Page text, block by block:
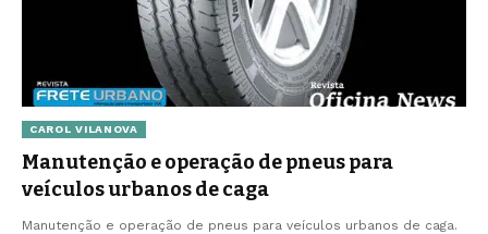
CAROL VILANOVA
Manutenção e operação de pneus para
veículos urbanos de caga
Manutenção e operação de pneus para veículos urbanos de caga.